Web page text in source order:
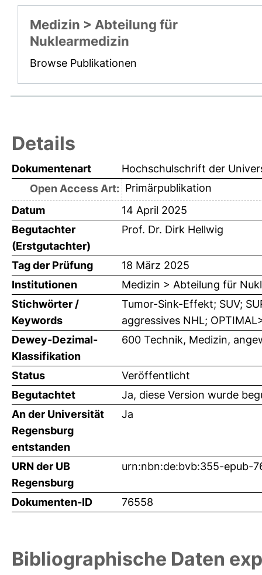
Medizin > Abteilung für
Nuklearmedizin
Browse Publikationen
Details
Dokumentenart
Hochschulschrift der
Open Access Art: Primärpublikation
Datum
14 April 2025
Begutachter
(Erstgutachter)
Prof. Dr. Dirk Hellwig
Tag der Prüfung
18 März 2025
Institutionen
Medizin > Abteilung für
Stichwörter /
Keywords
Tumor-Sink-Effekt; SUV;
aggressives NHL;
Dewey-Dezimal-
Klassifikation
600 Technik, Medizin,
Status
Veröffentlicht
Begutachtet
Ja, diese Version wurde
An der Universität
Regensburg
entstanden
Ja
URN der UB
Regensburg
urn:nbn:de:bvb:355-epub-
Dokumenten-ID 76558
Bibliographische Daten